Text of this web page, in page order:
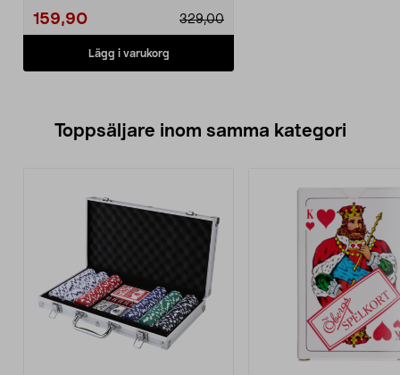
329,00
159,90
Lägg i varukorg
Toppsäljare inom samma kategori